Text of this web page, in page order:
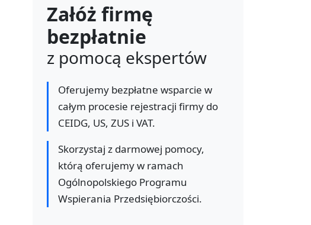
Załóż firmę
bezpłatnie
z pomocą ekspertów
Oferujemy bezpłatne wsparcie w
całym procesie rejestracji firmy do
CEIDG, US, ZUS i VAT.
Skorzystaj z darmowej pomocy,
którą oferujemy w ramach
Ogólnopolskiego Programu
Wspierania Przedsiębiorczości.